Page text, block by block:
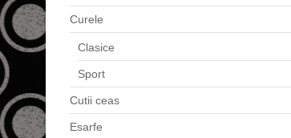
Curele
Clasice
Sport
Cutii ceas
Esarfe